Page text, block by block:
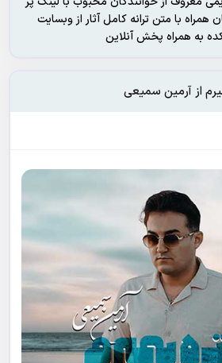
سرعت مستقیم و رایگان همراه با متن ترانه کامل آثار از وبسایت
به همراه پخش آنلاین
از آرمین سمیعی